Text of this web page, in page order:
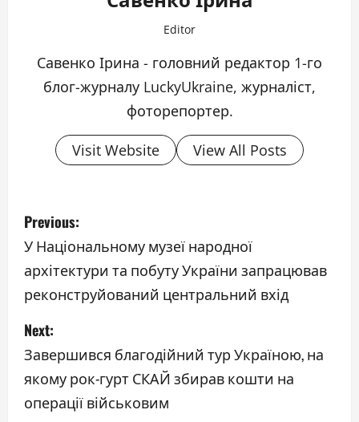
Editor
Савенко Ірина - головний редактор 1-го
блог-журналу LuckyUkraine, журналіст,
фоторепортер.
Visit Website View All Posts
P
o
s
t
n
a
Previous:
У Національному музеї народної
архітектури та побуту України запрацював
реконструйований центральний вхід
Next:
Завершився благодійний тур Україною, на
якому рок-гурт СКАЙ збирав кошти на
операції військовим